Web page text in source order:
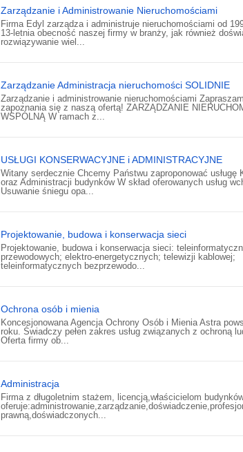
Zarządzanie i Administrowanie Nieruchomościami
Firma Edyl zarządza i administruje nieruchomościami od
13-letnia obecność naszej firmy w branży, jak również
rozwiązywanie wiel...
Zarządzanie Administracja nieruchomości SOLIDNIE
Zarządzanie i administrowanie nieruchomościami
zapoznania się z naszą ofertą! ZARZĄDZANIE
WSPÓLNĄ W ramach z...
USŁUGI KONSERWACYJNE i ADMINISTRACYJNE
Witany serdecznie Chcemy Państwu zaproponować usługę
oraz Administracji budynków W skład oferowanych usług
Usuwanie śniegu opa...
Projektowanie, budowa i konserwacja sieci
Projektowanie, budowa i konserwacja sieci:
przewodowych; elektro-energetycznych; telewizji kablowej;
teleinformatycznych bezprzewodo...
Ochrona osób i mienia
Koncesjonowana Agencja Ochrony Osób i Mienia Astra
roku. Świadczy pełen zakres usług związanych z ochroną
Oferta firmy ob...
Administracja
Firma z długoletnim stażem, licencją,właścicielom
prawną,doświadczonych...